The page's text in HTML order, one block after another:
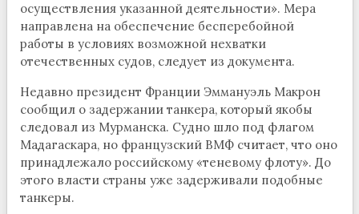
осуществления указанной деятельности». Мера
направлена на обеспечение бесперебойной
работы в условиях возможной нехватки
отечественных судов, следует из документа.
Недавно президент Франции Эммануэль Макрон
сообщил о задержании танкера, который якобы
следовал из Мурманска. Судно шло под флагом
Мадагаскара, но французский ВМФ считает, что оно
принадлежало российскому «теневому флоту». До
этого власти страны уже задерживали подобные
танкеры.